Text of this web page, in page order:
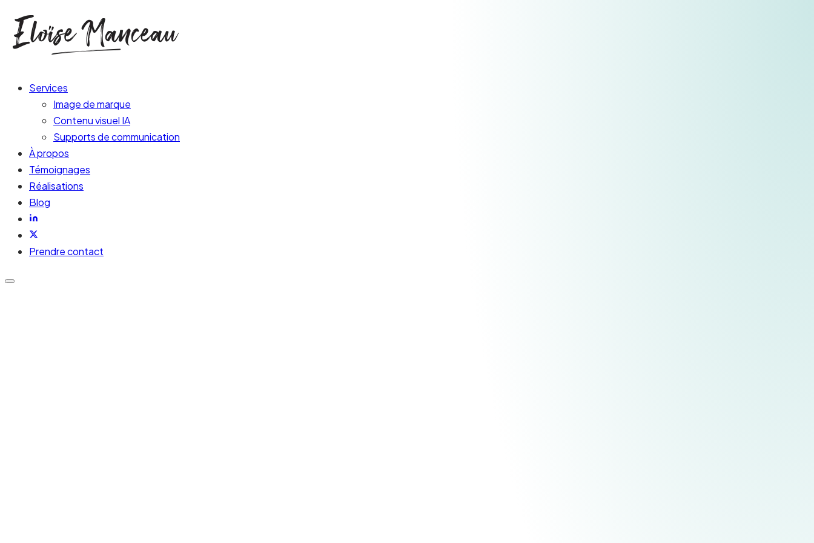
Services
Image de marque
Contenu visuel IA
Supports de communication
À propos
Témoignages
Réalisations
Blog
Prendre contact